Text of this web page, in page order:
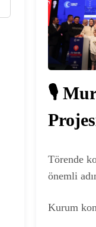
🎙️
Törende
önemli
Kurum